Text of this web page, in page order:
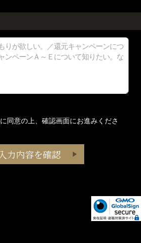
に同意の上、確認画面にお進みくださ